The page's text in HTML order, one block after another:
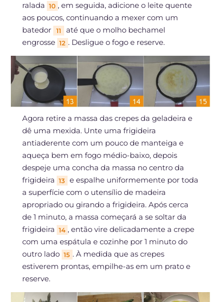
ralada 10 , em seguida, adicione o leite quente
aos poucos, continuando a mexer com um
batedor
11
até que o molho bechamel
engrosse 12 . Desligue o fogo e reserve.
Agora retire a massa das crepes da geladeira e
dê uma mexida. Unte uma frigideira
antiaderente com um pouco de manteiga e
aqueça bem em fogo médio-baixo, depois
despeje uma concha da massa no centro da
frigideira 13
e espalhe uniformemente por toda
a superfície com o utensílio de madeira
apropriado ou girando a frigideira. Após cerca
de 1 minuto, a massa começará a se soltar da
frigideira 14 , então vire delicadamente a crepe
com uma espátula e cozinhe por 1 minuto do
outro lado 15 . À medida que as crepes
estiverem prontas, empilhe-as em um prato e
reserve.